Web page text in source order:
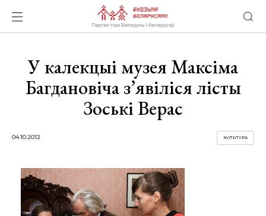
У калекцыі музея Максіма
Багдановіча з’явіліся лісты
Зоські Верас
04.10.2012 КУЛЬТУРА